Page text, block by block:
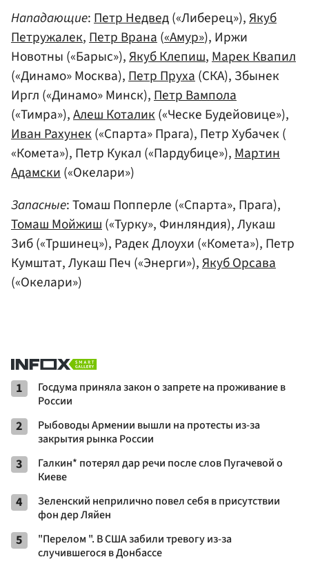
Нападающие: Петр Недвед(«Либерец»),Якуб
Петружалек, Петр Врана («Амур»), Иржи
Новотны («Барыс»),Якуб Клепиш, Марек Квапил
(«Динамо» Москва), Петр Пруха (СКА), Збынек
Иргл («Динамо» Минск), Петр Вампола
(«Тимра»),Алеш Коталик («Ческе Будейовице»),
Иван Рахунек («Спарта» Прага), Петр Хубачек (
«Комета»), Петр Кукал («Пардубице»), Мартин
Адамски («Окелари»)
Запасные: Томаш Попперле («Спарта», Прага),
Томаш Мойжиш(«Турку», Финляндия), Лукаш
Зиб («Тршинец»), Радек Длоухи («Комета»), Петр
Кумштат, Лукаш Печ («Энерги»),Якуб Орсава
(«Окелари»)
1
Госдума приняла закон о запрете на проживание в
России
2
Рыбоводы Армении вышли на протесты из-за
закрытия рынка России
3
Галкин* потерял дар речи после слов Пугачевой о
Киеве
4
Зеленский неприлично повел cебя в присутствии
фон дер Ляйен
5
"Перелом ". В США забили тревогу из-за
случившегося в Донбассе